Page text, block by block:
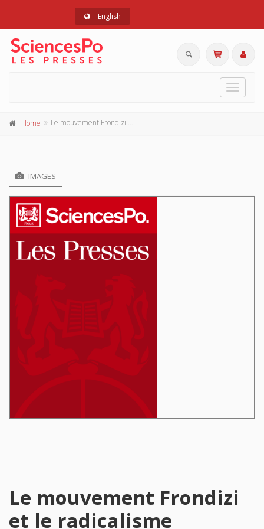
English
Toggle
Home Le mouvement Frondizi et le radicalisme argentin
IMAGES
Le mouvement Frondizi
et le radicalisme